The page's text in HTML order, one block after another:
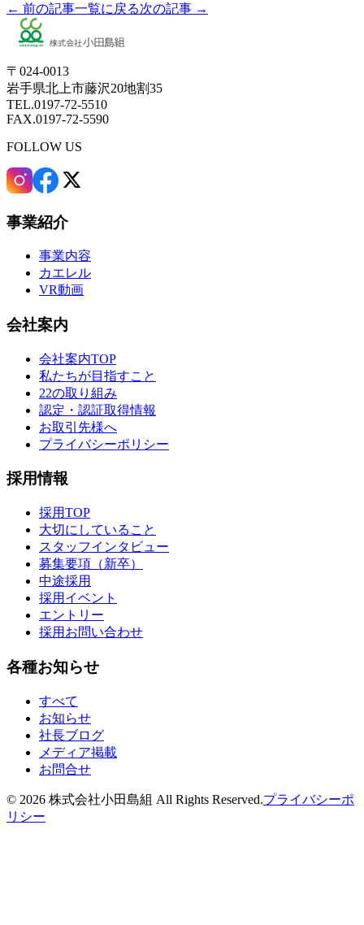
← 前の記事一覧に戻る次の記事 →
〒024-0013
岩手県北上市藤沢20地割35
TEL.0197-72-5510
FAX.0197-72-5590
FOLLOW US
事業紹介
事業内容
カエレル
VR動画
会社案内
会社案内TOP
私たちが目指すこと
22の取り組み
認定・認証取得情報
お取引先様へ
プライバシーポリシー
採用情報
採用TOP
大切にしていること
スタッフインタビュー
募集要項（新卒）
中途採用
採用イベント
エントリー
採用お問い合わせ
各種お知らせ
すべて
お知らせ
社長ブログ
メディア掲載
お問合せ
© 2026 株式会社小田島組 All Rights Reserved.プライバシーポ
リシー